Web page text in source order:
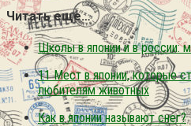
Читать еще…
Школы в японии и в россии:
11 Мест в японии, которые
любителям животных
Как в японии называют снег?